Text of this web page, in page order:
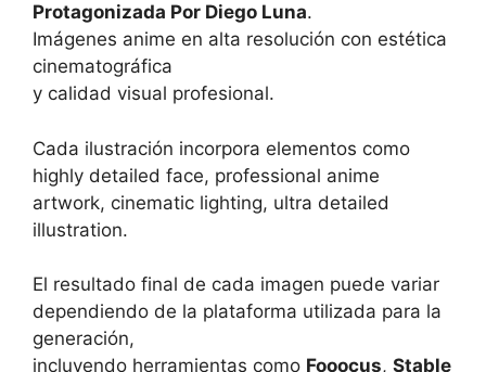
Protagonizada Por Diego Luna.
Imágenes anime en alta resolución con estética
cinematográfica
y calidad visual profesional.
Cada ilustración incorpora elementos como
highly detailed face, professional anime
artwork, cinematic lighting, ultra detailed
illustration.
El resultado final de cada imagen puede variar
dependiendo de la plataforma utilizada para la
generación,
incluyendo herramientas como Fooocus, Stable